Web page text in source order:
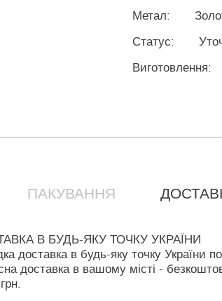
Метал:
Статус:
Виготовлення:
ПАКУВАННЯ
В БУДЬ-ЯКУ ТОЧКУ УКРАЇНИ
доставка в будь-яку точку
доставка в вашому місті -